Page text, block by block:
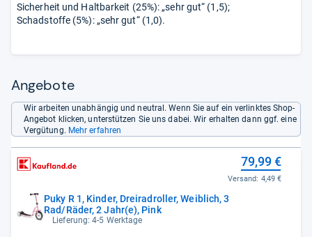
Sicherheit und Haltbarkeit (25%): „sehr gut“ (1,5);
Schadstoffe (5%): „sehr gut“ (1,0).
Angebote
Wir arbeiten unabhängig und neutral. Wenn Sie auf ein verlinktes Shop-
Angebot klicken, unterstützen Sie uns dabei. Wir erhalten dann ggf. eine
Vergütung. Mehr erfahren
Puky R 1, Kinder, Dreiradroller, Weiblich, 3
Rad/Räder, 2 Jahr(e), Pink
Lieferung: 4-5 Werktage
79,99 €
Versand: 4,49 €